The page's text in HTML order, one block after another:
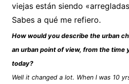
viejas están siendo
Sabes a qué me refiero.
How would you describe the urban
an urban point of view, from the time
today?
Well it changed a lot. When I was 10